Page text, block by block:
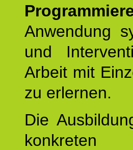
Anwendung
und
Arbeit mit
zu erlernen.
Die